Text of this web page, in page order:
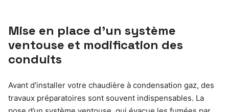
Mise en place d’un système
ventouse et modification des
conduits
Avant d’installer votre chaudière à condensation gaz, des
travaux préparatoires sont souvent indispensables. La